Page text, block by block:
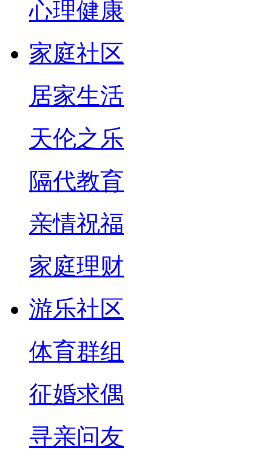
心理健康
家庭社区
居家生活
天伦之乐
隔代教育
亲情祝福
家庭理财
游乐社区
体育群组
征婚求偶
寻亲问友